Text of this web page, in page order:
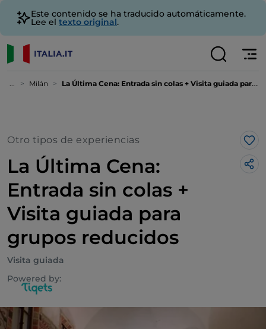
Este contenido se ha traducido automáticamente.
Lee el texto original.
... Milán La Última Cena: Entrada sin colas + Visita guiada para grupos reducidos
Otro tipos de experiencias
La Última Cena:
Entrada sin colas +
Visita guiada para
grupos reducidos
Visita guiada
Powered by:
Me